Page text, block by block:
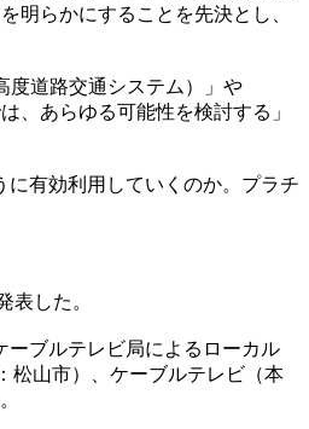
らかにすることを先決とし、
度道路交通システム）」や
、あらゆる可能性を検討する」
有効利用していくのか。プラチ
表した。
ブルテレビ局によるローカル
松山市）、ケーブルテレビ（本